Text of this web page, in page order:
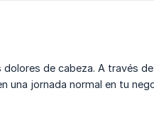
de cabeza. A través
una jornada normal en tu